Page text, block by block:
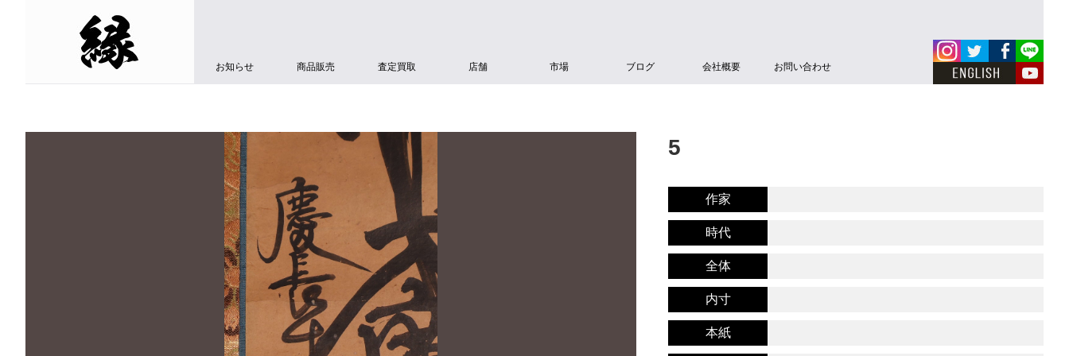
お知らせ 商品販売 査定買取 店舗 市場 ブログ 会社概要 お問い合わせ
5
作家
時代
全体
内寸
本紙